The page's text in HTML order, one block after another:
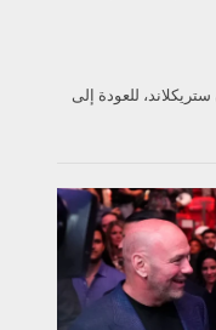
للعودة إلى